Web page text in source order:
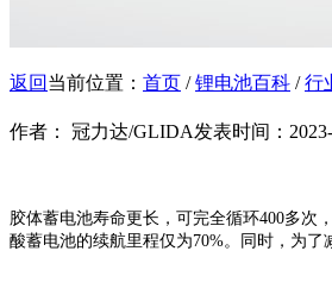
返回 当前位置： 首页 /锂电池百科 /行
作者： 冠力达/GLIDA发表时间：
胶体蓄电池寿命更长，可完全循环400多次
酸蓄电池的续航里程仅为70%。同时，为